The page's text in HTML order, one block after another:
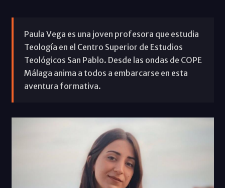
Paula Vega es una joven profesora que estudia
Teología en el Centro Superior de Estudios
Teológicos San Pablo. Desde las ondas de COPE
Málaga anima a todos a embarcarse en esta
aventura formativa.